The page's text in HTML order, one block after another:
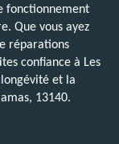
fonctionnement
Que vous ayez
réparations
confiance à Les
et la
13140.